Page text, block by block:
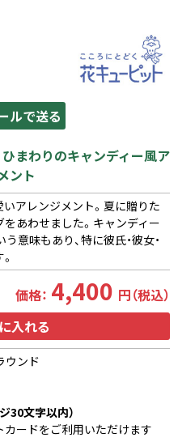
ルで送る
ひまわりのキャンディー風ア
ント
アレンジメント。夏に贈りた
あわせました。キャンディー
意味もあり、特に彼氏・彼女・
価格： 4,400 円（税込）
入れる
ウンド
30文字以内）
カードをご利用いただけます